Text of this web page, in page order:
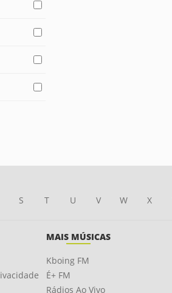
S T U V W X
MAIS MÚSICAS
Kboing FM
É+ FM
Rádios Ao Vivo